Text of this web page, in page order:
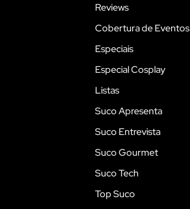
Reviews
Cobertura de Eventos
Especiais
Especial Cosplay
Listas
Suco Apresenta
Suco Entrevista
Suco Gourmet
Suco Tech
Top Suco